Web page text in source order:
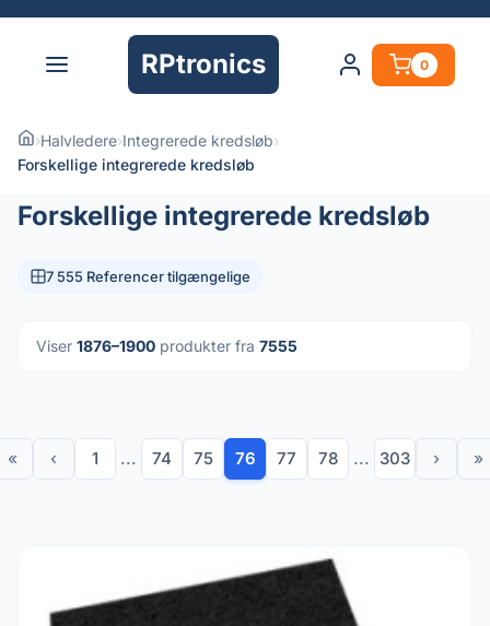
RPtronics 0
›Halvledere›Integrerede kredsløb›
Forskellige integrerede kredsløb
Forskellige integrerede kredsløb
7 555 Referencer tilgængelige
Viser 1876–1900 produkter fra 7555
« ‹ 1 ... 74 75 76 77 78 ... 303 › »